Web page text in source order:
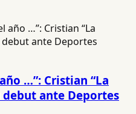
…”: Cristian “La
ante Deportes